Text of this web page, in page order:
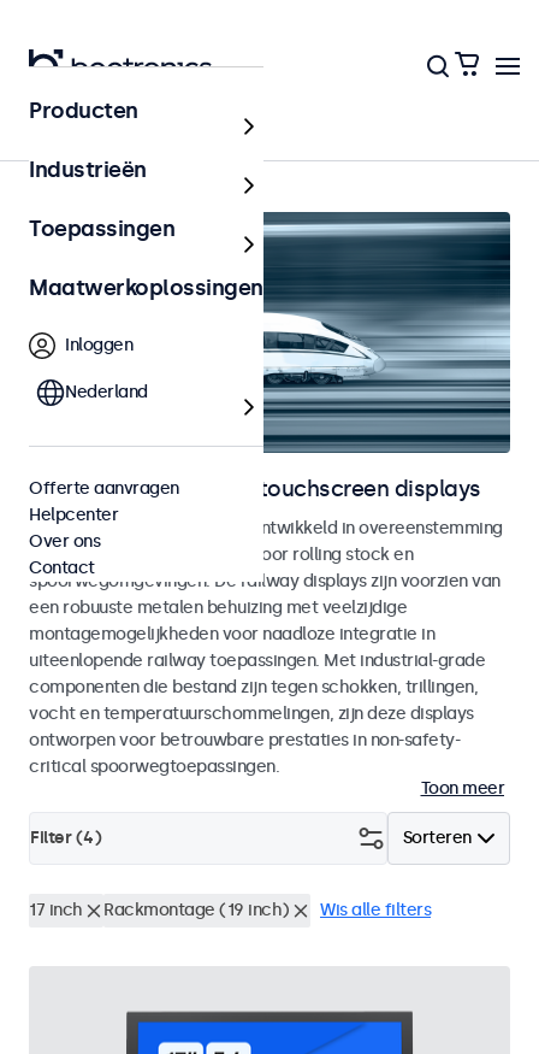
Railway
Railway monitoren en touchscreen displays
Monitoren en touchscreens ontwikkeld in overeenstemming
met EN 50155 en EN 45545-2 voor rolling stock en
spoorwegomgevingen. De railway displays zijn voorzien van
een robuuste metalen behuizing met veelzijdige
montagemogelijkheden voor naadloze integratie in
uiteenlopende railway toepassingen. Met industrial-grade
componenten die bestand zijn tegen schokken, trillingen,
vocht en temperatuurschommelingen, zijn deze displays
ontworpen voor betrouwbare prestaties in non-safety-
critical spoorwegtoepassingen.
Toon meer
Sorteren
Filter (4)
17 inch Rackmontage (19 inch) Wis alle filters
Producten
Industrieën
Toepassingen
Maatwerkoplossingen
Inloggen
Nederland
Offerte aanvragen
Helpcenter
Over ons
Contact